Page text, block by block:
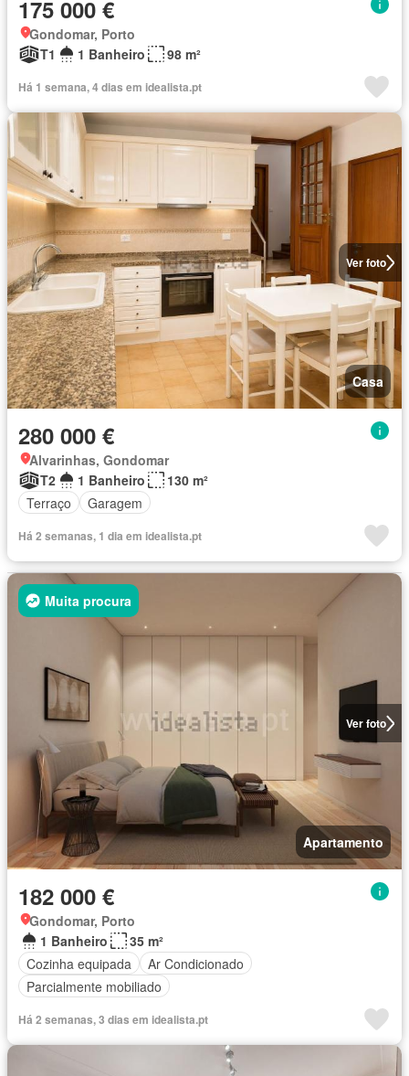
175 000 €
Gondomar, Porto
T1
1 Banheiro 98 m²
Há 1 semana, 4 dias em idealista.pt
Ver foto
Casa
280 000 €
Alvarinhas, Gondomar
T2
1 Banheiro
130 m²
Terraço
Garagem
Há 2 semanas, 1 dia em idealista.pt
Ver foto
Muita procura
Apartamento
182 000 €
Gondomar, Porto
1 Banheiro
35 m²
Cozinha equipada
Ar Condicionado
Parcialmente mobiliado
Há 2 semanas, 3 dias em idealista.pt